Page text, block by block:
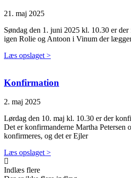
21. maj 2025
Søndag den 1. juni 2025 kl. 10.30 er
igen Rolie og Antoon i Vinum der
Læs opslaget >
Konfirmation
2. maj 2025
Lørdag den 10. maj kl. 10.30 er der
Det er konfirmanderne Martha Petersen
konfirmeres, og det er Ejler
Læs opslaget >
Indlæs flere